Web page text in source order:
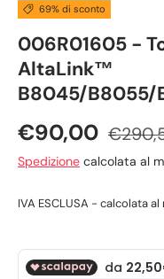
69% di sconto
006R01605 -
AltaLink™
B8045/B8055/
€90,00
Spedizione calcolata al
IVA ESCLUSA - calcolata